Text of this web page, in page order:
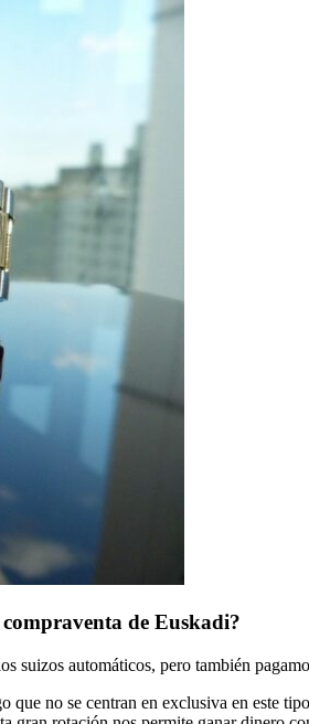
de Euskadi?
suizos automáticos, pero también
no se centran en exclusiva en este